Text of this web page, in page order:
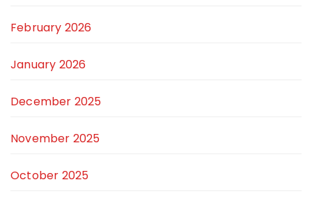
February 2026
January 2026
December 2025
November 2025
October 2025